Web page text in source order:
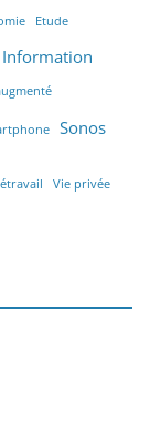
Etude
Information
Sonos
Vie privée